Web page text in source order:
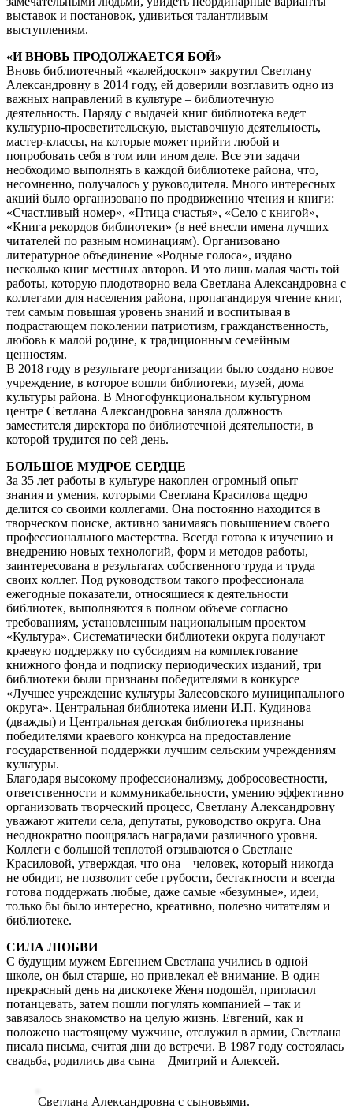
выставок и постановок, удивиться талантливым
выступлениям.
«И ВНОВЬ ПРОДОЛЖАЕТСЯ БОЙ»
Вновь библиотечный «калейдоскоп» закрутил Светлану
Александровну в 2014 году, ей доверили возглавить одно из
важных направлений в культуре – библиотечную
деятельность. Наряду с выдачей книг библиотека ведет
культурно-просветительскую, выставочную деятельность,
мастер-классы, на которые может прийти любой и
попробовать себя в том или ином деле. Все эти задачи
необходимо выполнять в каждой библиотеке района, что,
несомненно, получалось у руководителя. Много интересных
акций было организовано по продвижению чтения и книги:
«Счастливый номер», «Птица счастья», «Село с книгой»,
«Книга рекордов библиотеки» (в неё внесли имена лучших
читателей по разным номинациям). Организовано
литературное объединение «Родные голоса», издано
несколько книг местных авторов. И это лишь малая часть той
работы, которую плодотворно вела Светлана Александровна с
коллегами для населения района, пропагандируя чтение книг,
тем самым повышая уровень знаний и воспитывая в
подрастающем поколении патриотизм, гражданственность,
любовь к малой родине, к традиционным семейным
ценностям.
В 2018 году в результате реорганизации было создано новое
учреждение, в которое вошли библиотеки, музей, дома
культуры района. В Многофункциональном культурном
центре Светлана Александровна заняла должность
заместителя директора по библиотечной деятельности, в
которой трудится по сей день.
БОЛЬШОЕ МУДРОЕ СЕРДЦЕ
За 35 лет работы в культуре накоплен огромный опыт –
знания и умения, которыми Светлана Красилова щедро
делится со своими коллегами. Она постоянно находится в
творческом поиске, активно занимаясь повышением своего
профессионального мастерства. Всегда готова к изучению и
внедрению новых технологий, форм и методов работы,
заинтересована в результатах собственного труда и труда
своих коллег. Под руководством такого профессионала
ежегодные показатели, относящиеся к деятельности
библиотек, выполняются в полном объеме согласно
требованиям, установленным национальным проектом
«Культура». Систематически библиотеки округа получают
краевую поддержку по субсидиям на комплектование
книжного фонда и подписку периодических изданий, три
библиотеки были признаны победителями в конкурсе
«Лучшее учреждение культуры Залесовского муниципального
округа». Центральная библиотека имени И.П. Кудинова
(дважды) и Центральная детская библиотека признаны
победителями краевого конкурса на предоставление
государственной поддержки лучшим сельским учреждениям
культуры.
Благодаря высокому профессионализму, добросовестности,
ответственности и коммуникабельности, умению эффективно
организовать творческий процесс, Светлану Александровну
уважают жители села, депутаты, руководство округа. Она
неоднократно поощрялась наградами различного уровня.
Коллеги с большой теплотой отзываются о Светлане
Красиловой, утверждая, что она – человек, который никогда
не обидит, не позволит себе грубости, бестактности и всегда
готова поддержать любые, даже самые «безумные», идеи,
только бы было интересно, креативно, полезно читателям и
библиотеке.
СИЛА ЛЮБВИ
С будущим мужем Евгением Светлана учились в одной
школе, он был старше, но привлекал её внимание. В один
прекрасный день на дискотеке Женя подошёл, пригласил
потанцевать, затем пошли погулять компанией – так и
завязалось знакомство на целую жизнь. Евгений, как и
положено настоящему мужчине, отслужил в армии, Светлана
писала письма, считая дни до встречи. В 1987 году состоялась
свадьба, родились два сына – Дмитрий и Алексей.
Светлана Александровна с сыновьями.